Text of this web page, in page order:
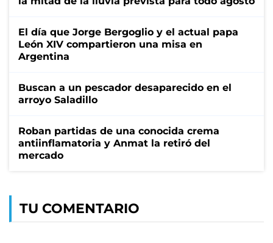
El día que Jorge Bergoglio y el actual papa
León XIV compartieron una misa en
Argentina
Buscan a un pescador desaparecido en el
arroyo Saladillo
Roban partidas de una conocida crema
antiinflamatoria y Anmat la retiró del
mercado
TU COMENTARIO